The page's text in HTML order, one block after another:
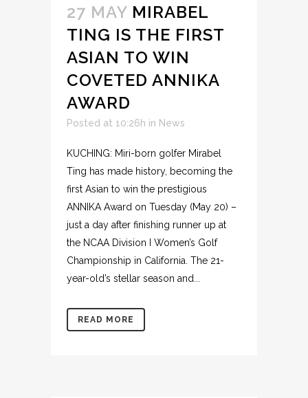
27 MAY MIRABEL
TING IS THE FIRST
ASIAN TO WIN
COVETED ANNIKA
AWARD
Posted at 10:26h in News
KUCHING: Miri-born golfer Mirabel
Ting has made history, becoming the
first Asian to win the prestigious
ANNIKA Award on Tuesday (May 20) –
just a day after finishing runner up at
the NCAA Division I Women’s Golf
Championship in California. The 21-
year-old’s stellar season and...
READ MORE